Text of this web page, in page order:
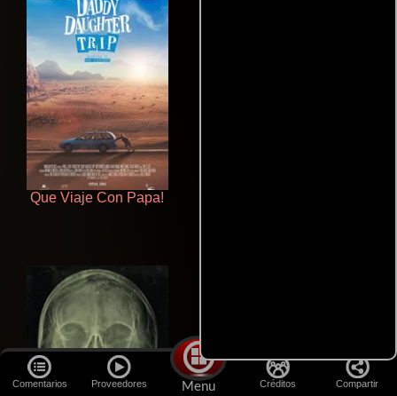
Comentarios Proveedores Menu Créditos Compartir
Que Viaje Con Papa!